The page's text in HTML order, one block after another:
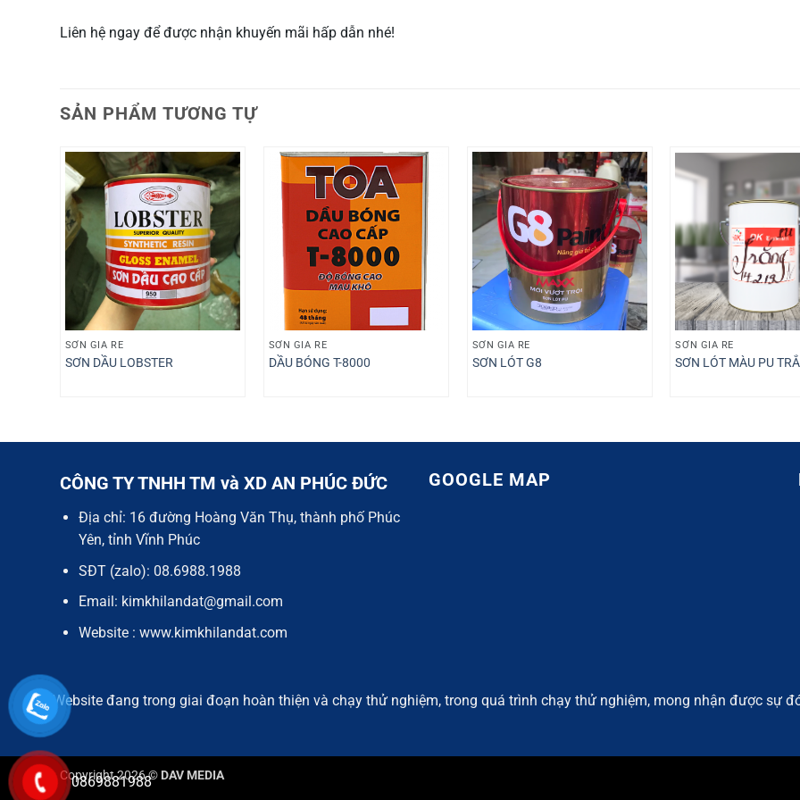
Liên hệ ngay để được nhận khuyến mãi hấp dẫn nhé!
SẢN PHẨM TƯƠNG TỰ
SƠN GIÁ RẺ
SƠN DẦU LOBSTER
SƠN GIÁ RẺ
DẦU BÓNG T-8000
SƠN GIÁ RẺ
SƠN LÓT G8
SƠN GIÁ RẺ
SƠN LÓT MÀU PU
CÔNG TY TNHH TM và XD AN PHÚC ĐỨC
Địa chỉ: 16 đường Hoàng Văn Thụ, thành phố Phúc
Yên, tỉnh Vĩnh Phúc
SĐT (zalo): 08.6988.1988
Email: kimkhilandat@gmail.com
Website : www.kimkhilandat.com
GOOGLE MAP
Website đang trong giai đoạn hoàn thiện và chạy thử nghiệm, trong quá trình chạy thử nghiệm, mong nhận được sự
Copyright 2026 © DAV MEDIA
0869881988